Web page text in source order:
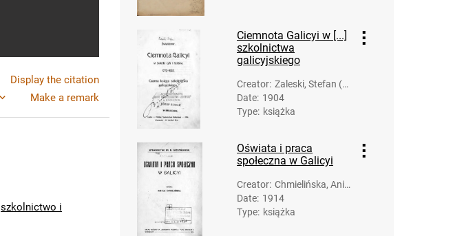
Display the citation
Make a remark
szkolnictwo i
Ciemnota Galicyi w [...]
szkolnictwa
galicyjskiego
Creator: Zaleski, Stefan (1
859-1916)
Date: 1904
Type: książka
Oświata i praca
społeczna w Galicyi
Creator: Chmielińska, Aniel
a (1869-1936)
Date: 1914
Type: książka